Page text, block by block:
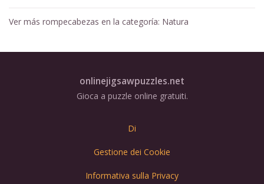
Ver más rompecabezas en la categoría: Natura
onlinejigsawpuzzles.net
Gioca a puzzle online gratuiti.
Di
Gestione dei Cookie
Informativa sulla Privacy